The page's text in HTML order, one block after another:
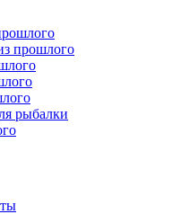
прошлого
рыбалки